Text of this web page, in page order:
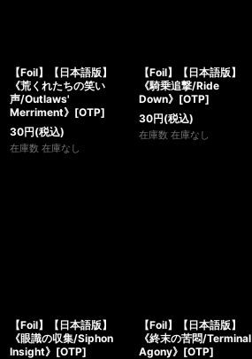
【Foil】【日本語版】
《荒くれたちの笑い
声/Outlaws'
Merriment》[OTP]
30円(税込)
在庫数 在庫なし
【Foil】【日本語版】
《騎乗追撃/Ride
Down》[OTP]
30円(税込)
在庫数 在庫なし
【Foil】【日本語版】
《眼識の収集/Siphon
Insight》[OTP]
【Foil】【日本語版】
《終末の苦悶/Terminal
Agony》[OTP]